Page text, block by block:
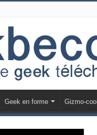
Geek en forme Gizmo-cool